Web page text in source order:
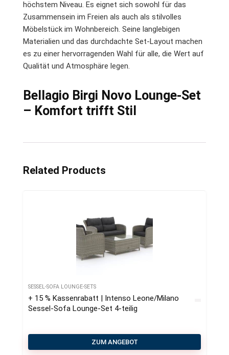
höchstem Niveau. Es eignet sich sowohl für das
Zusammensein im Freien als auch als stilvolles
Möbelstück im Wohnbereich. Seine langlebigen
Materialien und das durchdachte Set-Layout machen
es zu einer hervorragenden Wahl für alle, die Wert auf
Qualität und Atmosphäre legen.
Bellagio Birgi Novo Lounge-Set
– Komfort trifft Stil
Related Products
SESSEL-SOFA LOUNGE-SETS
+ 15 % Kassenrabatt | Intenso Leone/Milano
Sessel-Sofa Lounge-Set 4-teilig
ZUM ANGEBOT